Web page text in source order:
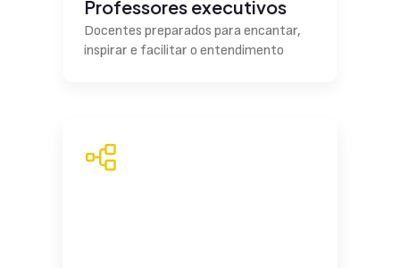
Professores executivos
Docentes preparados para encantar,
inspirar e facilitar o entendimento